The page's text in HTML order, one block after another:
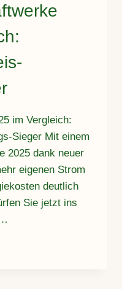
im Vergleich:
Sieger Mit einem
2025 dank neuer
eigenen Strom
deutlich
Sie jetzt ins